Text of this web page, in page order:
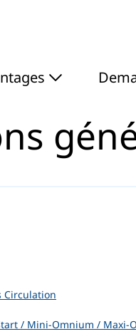
-
Circulation
/ Mini-Omnium /